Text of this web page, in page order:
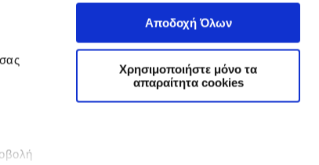
Αποδοχή Όλων
Χρησιμοποιήστε μόνο τα
απαραίτητα cookies